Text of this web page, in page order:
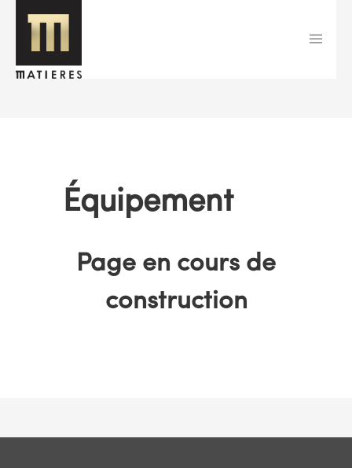
Équipement
Page en cours de
construction